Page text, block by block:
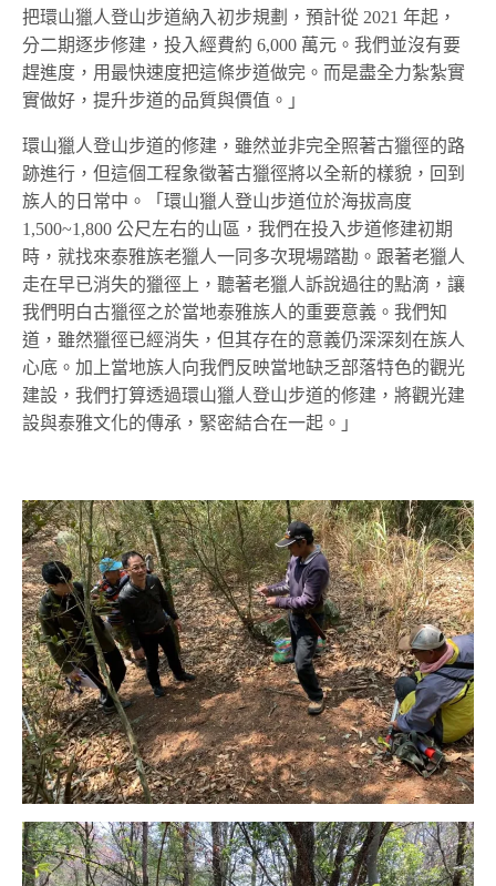
把環山獵人登山步道納入初步規劃，預計從 2021 年起，
分二期逐步修建，投入經費約 6,000 萬元。我們並沒有要
趕進度，用最快速度把這條步道做完。而是盡全力紮紮實
實做好，提升步道的品質與價值。」
環山獵人登山步道的修建，雖然並非完全照著古獵徑的路
跡進行，但這個工程象徵著古獵徑將以全新的樣貌，回到
族人的日常中。「環山獵人登山步道位於海拔高度
1,500~1,800 公尺左右的山區，我們在投入步道修建初期
時，就找來泰雅族老獵人一同多次現場踏勘。跟著老獵人
走在早已消失的獵徑上，聽著老獵人訴說過往的點滴，讓
我們明白古獵徑之於當地泰雅族人的重要意義。我們知
道，雖然獵徑已經消失，但其存在的意義仍深深刻在族人
心底。加上當地族人向我們反映當地缺乏部落特色的觀光
建設，我們打算透過環山獵人登山步道的修建，將觀光建
設與泰雅文化的傳承，緊密結合在一起。」